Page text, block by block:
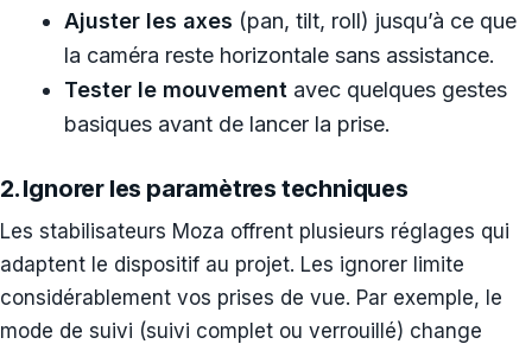
Ajuster les axes (pan, tilt, roll) jusqu’à ce que
la caméra reste horizontale sans assistance.
Tester le mouvement avec quelques gestes
basiques avant de lancer la prise.
2. Ignorer les paramètres techniques
Les stabilisateurs Moza offrent plusieurs réglages qui
adaptent le dispositif au projet. Les ignorer limite
considérablement vos prises de vue. Par exemple, le
mode de suivi (suivi complet ou verrouillé) change